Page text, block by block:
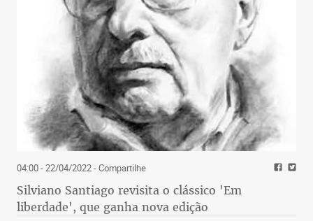
04:00 - 22/04/2022- Compartilhe
Silviano Santiago revisita o clássico 'Em
liberdade', que ganha nova edição